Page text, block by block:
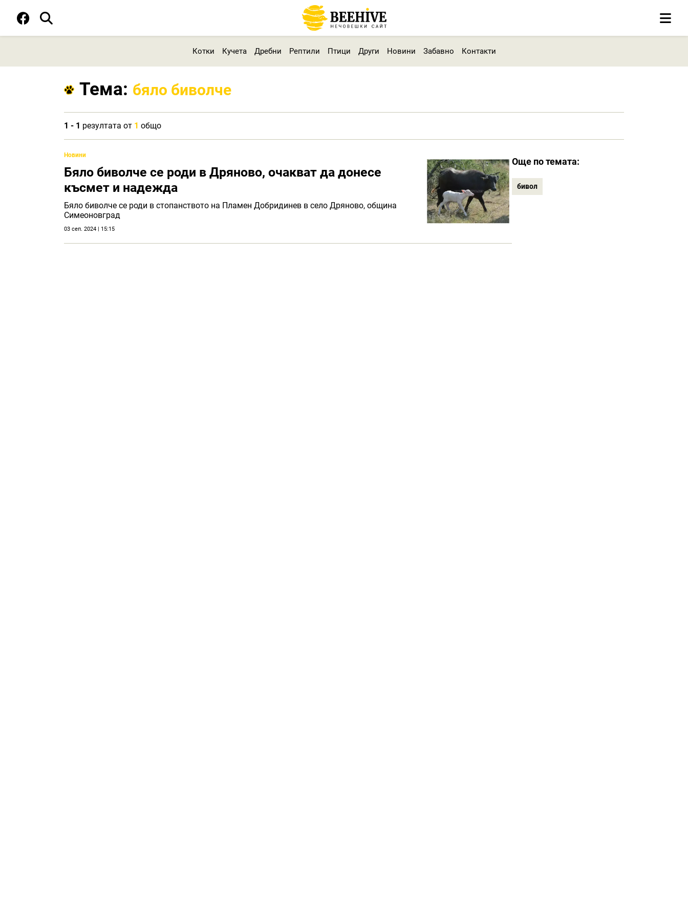
Котки Кучета Дребни Рептили Птици Други Новини Забавно Контакти
Тема: бяло биволче
1 - 1 резултата от 1 общо
Новини
Бяло биволче се роди в Дряново, очакват да донесе
късмет и надежда
Бяло биволче се роди в стопанството на Пламен Добридинев в село Дряново, община
Симеоновград
03 сеп. 2024 | 15:15
Още по темата:
бивол